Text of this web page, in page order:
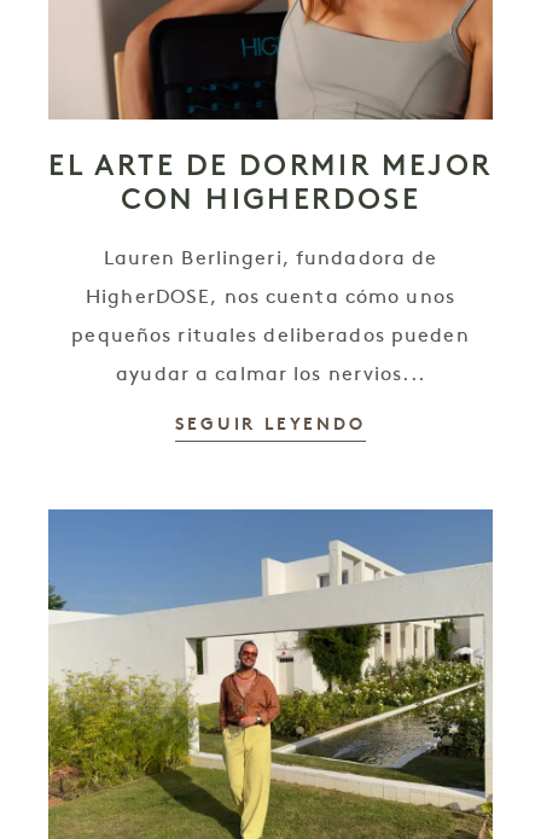
EL ARTE DE DORMIR MEJOR
CON HIGHERDOSE
Lauren Berlingeri, fundadora de
HigherDOSE, nos cuenta cómo unos
pequeños rituales deliberados pueden
ayudar a calmar los nervios...
SEGUIR LEYENDO